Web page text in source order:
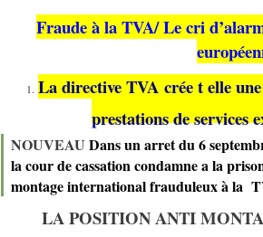
Fraude à la TVA/ Le cri
La directive TVA crée t elle
prestations de services
NOUVEAU Dans un arret du 6
la cour de cassation condamne a la
montage international frauduleux à la
LA POSITION ANTI